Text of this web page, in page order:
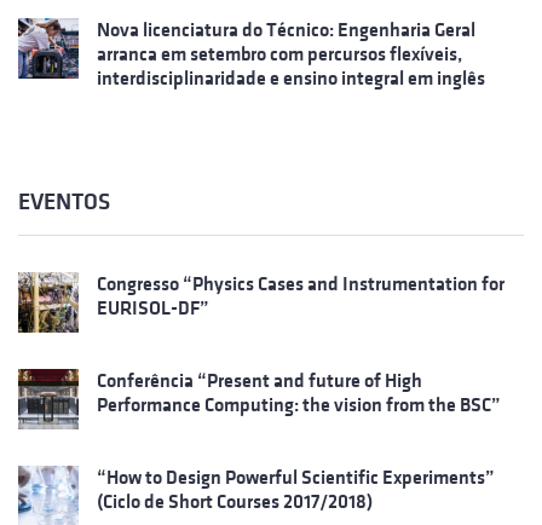
Nova licenciatura do Técnico: Engenharia Geral
arranca em setembro com percursos flexíveis,
interdisciplinaridade e ensino integral em inglês
EVENTOS
Congresso “Physics Cases and Instrumentation for
EURISOL-DF”
Conferência “Present and future of High
Performance Computing: the vision from the BSC”
“How to Design Powerful Scientific Experiments”
(Ciclo de Short Courses 2017/2018)